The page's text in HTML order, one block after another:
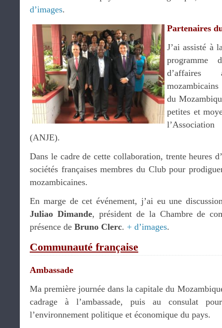
d’images.
Partenaires
J’ai assisté à
programme
d’affaires
du
petites et
(ANJE).
Dans le cadre de cette collaboration, trente heures
sociétés françaises membres du Club pour
mozambicaines.
En marge de cet événement, j’ai eu une
Juliao Dimande, président de la Chambre de
présence de Bruno Clerc. + d’images.
Communauté française
Ambassade
Ma première journée dans la capitale du
cadrage à l’ambassade, puis au consulat
l’environnement politique et économique du pays.